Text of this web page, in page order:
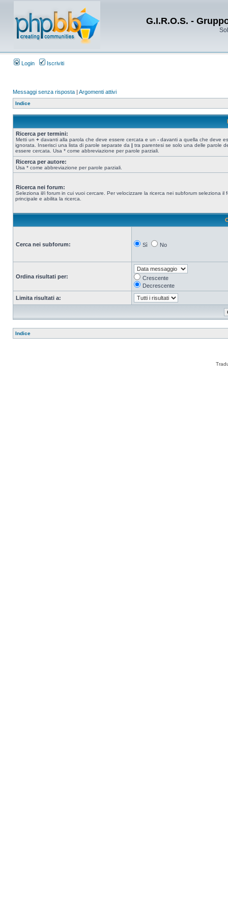
G.I.R.O.S. -
Login Iscriviti
Messaggi senza risposta | Argomenti attivi
Indice
Ricerca per termini:
Metti un + davanti alla parola che deve essere cercata e un - davanti a quella che deve
ignorata. Inserisci una lista di parole separate da | tra parentesi se solo una delle parole
essere cercata. Usa * come abbreviazione per parole parziali.
Ricerca per autore:
Usa * come abbreviazione per parole parziali.
Ricerca nei forum:
Seleziona il/i forum in cui vuoi cercare. Per velocizzare la ricerca nei subforum seleziona il
principale e abilita la ricerca.
Cerca nei subforum: Sì No
Ordina risultati per:
Crescente
Decrescente
Limita risultati a:
Indice